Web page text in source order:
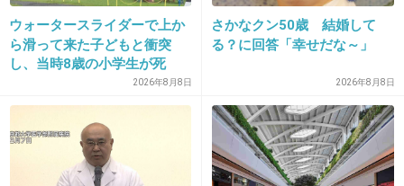
ジェーンの人はゴシップガールにも出てたよね
すごくかわいい
+24 -0
ウォータースライダーで上か
ら滑って来た子どもと衝突
し、当時8歳の小学生が死
亡 イベントの引率責任者の
町職員を「減給」の懲戒処
分 児童の両親は「軽過ぎ
る」「全く納得できない」
島根県邑南町
2026年8月8日
さかなクン50歳 結婚して
る？に回答「幸せだな～」
2026年8月8日